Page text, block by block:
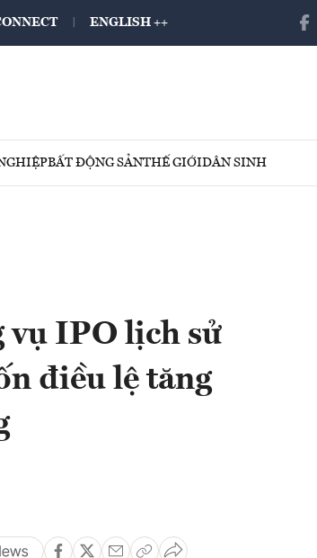
ENGLISH ++
BẤT ĐỘNG SẢNTHẾ GIỚIDÂN SINH
IPO lịch sử
điều lệ tăng